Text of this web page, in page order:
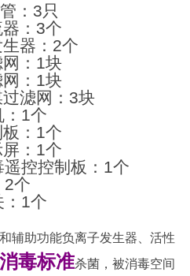
： 3只
： 3个
器： 2个
： 1块
： 1块
滤网： 3块
1个
： 1个
： 1个
控控制板： 1个
2个
1个
辅助功能负离子发生器、活性
消毒标准杀菌，被消毒空间